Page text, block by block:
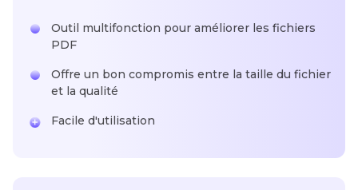
Outil multifonction pour améliorer les fichiers
PDF
Offre un bon compromis entre la taille du fichier
et la qualité
Facile d'utilisation